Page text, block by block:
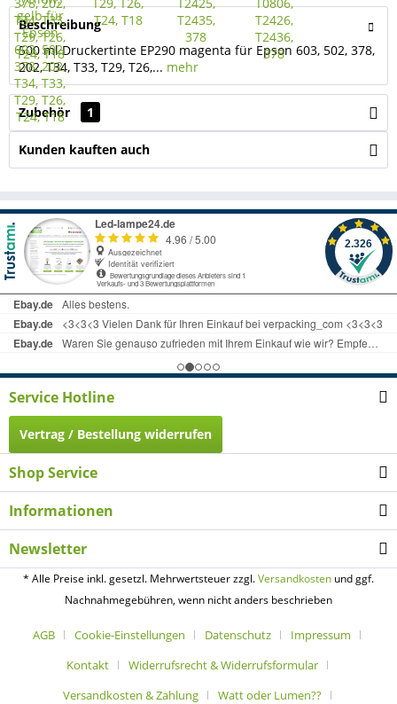
Beschreibung
500 ml Druckertinte EP290 magenta für Epson 603, 502, 378,
202, T34, T33, T29, T26,... mehr
Zubehör 1
Kunden kauften auch
Service Hotline
Vertrag / Bestellung widerrufen
Shop Service
Informationen
Newsletter
* Alle Preise inkl. gesetzl. Mehrwertsteuer zzgl.Versandkosten und ggf.
Nachnahmegebühren, wenn nicht anders beschrieben
AGB Cookie-Einstellungen Datenschutz
Impressum
Kontakt
Widerrufsrecht & Widerrufsformular
Versandkosten & Zahlung
Watt oder Lumen??